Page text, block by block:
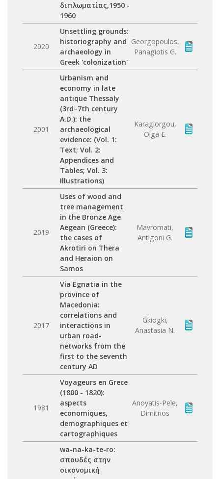
διπλωματίας,1950 -
1960
2020
Unsettling grounds:
historiography and
archaeology in
Greek 'colonization'
Georgopoulos,
Panagiotis G.
2001
Urbanism and
economy in late
antique Thessaly
(3rd–7th century
A.D.): the
archaeological
evidence: (Vol. 1:
Text; Vol. 2:
Appendices and
Tables; Vol. 3:
Illustrations)
Karagiorgou,
Olga E.
2019
Uses of wood and
tree management
in the Bronze Age
Aegean (Greece):
the cases of
Akrotiri on Thera
and Heraion on
Samos
Mavromati,
Antigoni G.
2017
Via Egnatia in the
province of
Macedonia:
correlations and
interactions in
urban road-
networks from the
first to the seventh
century AD
Gkiogki,
Anastasia N.
1981
Voyageurs en Grece
(1800 - 1820):
aspects
economiques,
demographiques et
cartographiques
Anoyatis-Pele,
Dimitrios
wa-na-ka-te-ro:
σπουδές στην
οικονομική